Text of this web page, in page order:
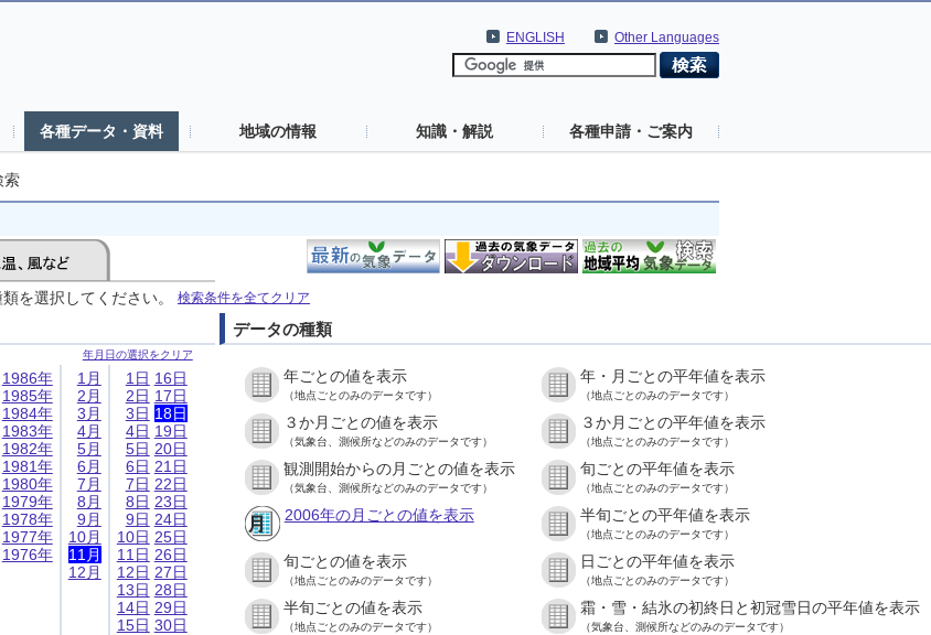
Other Languages
ENGLISH
各種データ・資料 地域の情報 知識・解説 各種申請・ご案内
索
を選択してください。 検索条件を全てクリア
年月日の選択をクリア
1986年
1985年
1984年
1983年
1982年
1981年
1980年
1979年
1978年
1977年
1976年
1月
2月
3月
4月
5月
6月
7月
8月
9月
10月
11月
12月
1日
2日
3日
4日
5日
6日
7日
8日
9日
10日
11日
12日
13日
14日
15日
16日
17日
18日
19日
20日
21日
22日
23日
24日
25日
26日
27日
28日
29日
30日
データの種類
年ごとの値を表示
（地点ごとのみのデータです）
年・月ごとの平年値を表示
（地点ごとのみのデータです）
３か月ごとの値を表示
（気象台、測候所などのみのデータです）
３か月ごとの平年値を表示
（地点ごとのみのデータです）
観測開始からの月ごとの値を表示
（気象台、測候所などのみのデータです）
旬ごとの平年値を表示
（地点ごとのみのデータです）
2006年の月ごとの値を表示 半旬ごとの平年値を表示
（地点ごとのみのデータです）
旬ごとの値を表示
（地点ごとのみのデータです）
日ごとの平年値を表示
（地点ごとのみのデータです）
半旬ごとの値を表示
（地点ごとのみのデータです）
霜・雪・結氷の初終日と初冠雪日の平年値を表示
（気象台、測候所などのみのデータです）